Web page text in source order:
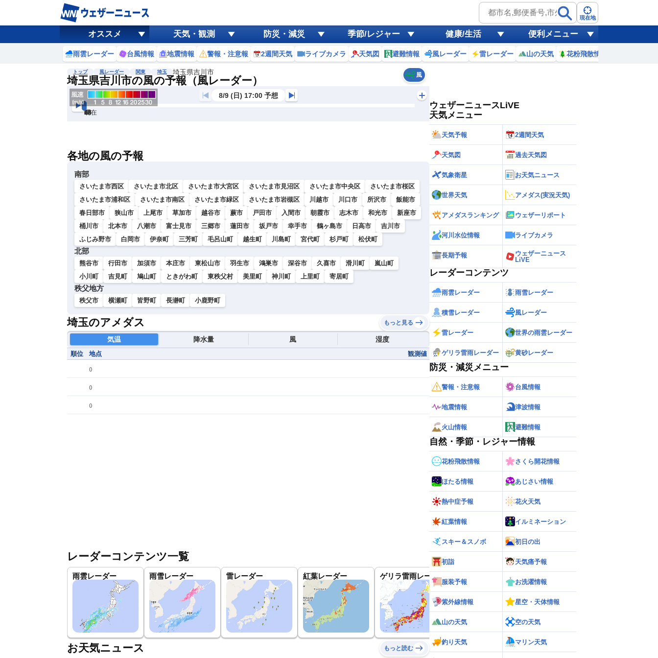
現在地
オススメ 天気・観測 防災・減災 季節/レジャー 健康/生活 便利メニュー
雨雲レーダー 台風情報 地震情報 警報・注意報 2週間天気 ライブカメラ 天気図 避難情報 風レーダー 雷レーダー 山の天気 花粉飛散情報
トップ 風レーダー 関東 埼玉 埼玉県吉川市
埼玉県吉川市の風の予報（風レーダー） 風
風
黄砂
天気 台風
8/9 (日) 17:00 予想
現在
6h
12
24
36
48
60
72
各地の風の予報
南部
さいたま市西区 さいたま市北区 さいたま市大宮区 さいたま市見沼区 さいたま市中央区
さいたま市桜区
さいたま市浦和区
さいたま市南区 さいたま市緑区 さいたま市岩槻区 川越市 川口市 所沢市
飯能市
春日部市
狭山市 上尾市 草加市 越谷市 蕨市 戸田市 入間市 朝霞市 志木市 和光市
新座市
桶川市
北本市 八潮市 富士見市 三郷市 蓮田市 坂戸市 幸手市 鶴ヶ島市 日高市
吉川市
ふじみ野市
白岡市 伊奈町 三芳町 毛呂山町 越生町 川島町 宮代町 杉戸町 松伏町
北部
熊谷市 行田市 加須市 本庄市 東松山市 羽生市 鴻巣市 深谷市 久喜市 滑川町
嵐山町
小川町
吉見町 鳩山町 ときがわ町 東秩父村 美里町 神川町 上里町 寄居町
秩父地方
秩父市 横瀬町 皆野町 長瀞町 小鹿野町
埼玉のアメダス もっと見る
気温 降水量 風 湿度
順位 地点 観測値
()
()
()
レーダーコンテンツ一覧
雨雲レーダー 雨雪レーダー 雷レーダー 紅葉レーダー ゲリラ雷雨レーダー 世界の雨雲レーダー
お天気ニュース もっと読む
ウェザーニュースLiVE
天気メニュー
天気予報 2週間天気
天気図 過去天気図
気象衛星 お天気ニュース
世界天気 アメダス(実況天気)
アメダスランキング ウェザーリポート
河川水位情報 ライブカメラ
長期予報
ウェザーニュース
LiVE
レーダーコンテンツ
雨雲レーダー 雨雪レーダー
積雪レーダー 風レーダー
雷レーダー 世界の雨雲レーダー
ゲリラ雷雨レーダー 黄砂レーダー
防災・減災メニュー
警報・注意報 台風情報
地震情報 津波情報
火山情報 避難情報
自然・季節・レジャー情報
花粉飛散情報 さくら開花情報
ほたる情報 あじさい情報
熱中症予報 花火天気
紅葉情報 イルミネーション
スキー＆スノボ 初日の出
初詣 天気痛予報
服装予報 お洗濯情報
紫外線情報 星空・天体情報
山の天気 空の天気
釣り天気 マリン天気